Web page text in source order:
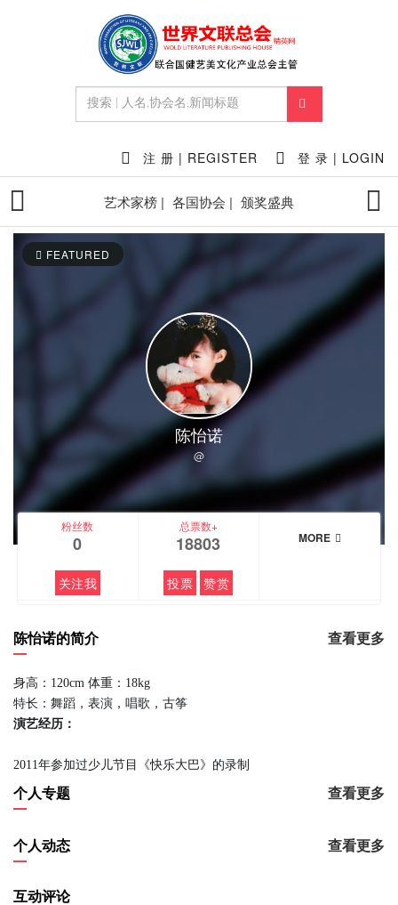
注 册 | REGISTER 登 录 | LOGIN
艺术家榜 | 各国协会 | 颁奖盛典
FEATURED
陈怡诺
@
粉丝数
0
关注我
总票数+
18803
投票 赞赏
MORE
陈怡诺的简介 查看更多
身高：120cm 体重：18kg
特长：舞蹈，表演，唱歌，古筝
演艺经历：
2011年参加过少儿节目《快乐大巴》的录制
个人专题 查看更多
个人动态 查看更多
互动评论